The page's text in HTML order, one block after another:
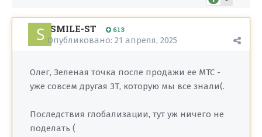
SMILE-ST 613
Опубликовано: 21 апреля, 2025
Олег, Зеленая точка после продажи ее МТС -
уже совсем другая ЗТ, которую мы все знали(.
Последствия глобализации, тут уж ничего не
поделать (